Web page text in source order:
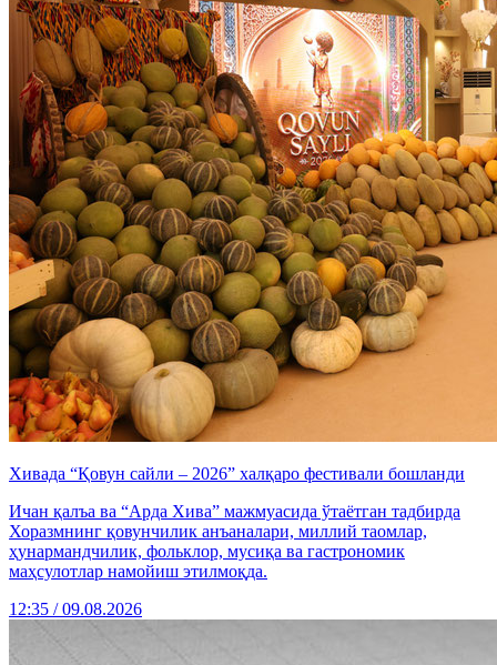
Хивада “Қовун сайли – 2026” халқаро фестивали бошланди
Ичан қалъа ва “Арда Хива” мажмуасида ўтаётган тадбирда
Хоразмнинг қовунчилик анъаналари, миллий таомлар,
ҳунармандчилик, фольклор, мусиқа ва гастрономик
маҳсулотлар намойиш этилмоқда.
12:35 / 09.08.2026